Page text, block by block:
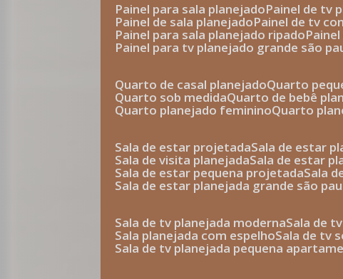
painel para sala planejado painel de tv
painel de sala planejado painel de tv
painel para sala planejado ripado
painel para tv planejado grande são
quarto de casal planejado
quarto
quarto sob medida quarto de bebê
quarto planejado feminino quarto
sala de estar projetada sala de estar
sala de visita planejada sala de estar
sala de estar pequena projetada sala
sala de estar planejada grande são
sala de tv planejada moderna sala de
sala planejada com espelho sala de tv
sala de tv planejada pequena